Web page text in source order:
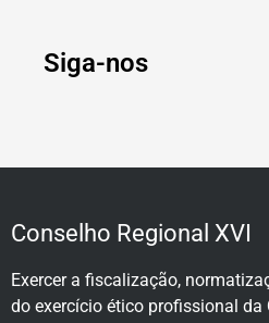
Siga-nos
Conselho Regional XVI
Exercer a fiscalização,
do exercício ético profissional da